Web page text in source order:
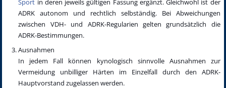
Sport in deren jeweils gültigen Fassung ergänzt. Gleichwohl ist der
ADRK autonom und rechtlich selbständig. Bei Abweichungen
zwischen VDH- und ADRK-Regularien gelten grundsätzlich die
ADRK-Bestimmungen.
Ausnahmen
In jedem Fall können kynologisch sinnvolle Ausnahmen zur
Vermeidung unbilliger Härten im Einzelfall durch den ADRK-
Hauptvorstand zugelassen werden.